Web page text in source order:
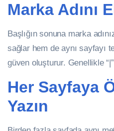
Marka Adını
Başlığın sonuna marka
sağlar hem de aynı sayfayı
güven oluşturur. Genellikle
Her Sayfaya
Yazın